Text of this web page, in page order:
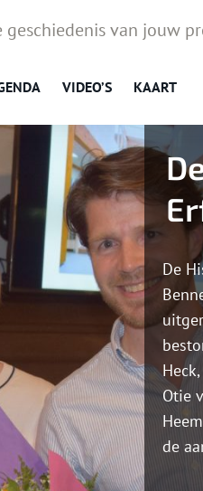
geschiedenis van jouw
VIDEO’S KAART
De
Otie
de